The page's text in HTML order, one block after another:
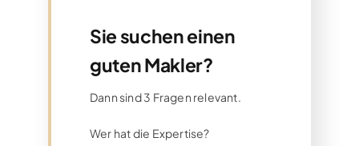
Sie suchen einen
guten Makler?
Dann sind 3 Fragen relevant.
Wer hat die Expertise?